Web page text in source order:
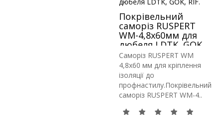
Покрівельний
саморіз RUSPERT
WM-4,8х60мм для
дюбеля LDTK, GOK,
RIF.
Саморіз RUSPERT WM
4,8х60 мм для кріплення
ізоляції до
профнастилу.Покрівельний
саморіз RUSPERT WM-4..